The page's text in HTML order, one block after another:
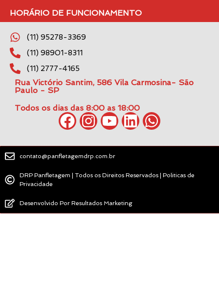
HORÁRIO DE FUNCIONAMENTO
(11) 95278-3369
(11) 98901-8311
(11) 2777-4165
Rua Victório Santim, 586 Vila Carmosina- São
Paulo - SP
Todos os dias das 8:00 as 18:00
contato@panfletagemdrp.com.br
DRP Panfletagem | Todos os Direitos Reservados | Politicas de
Privacidade
Desenvolvido Por Resultados Marketing